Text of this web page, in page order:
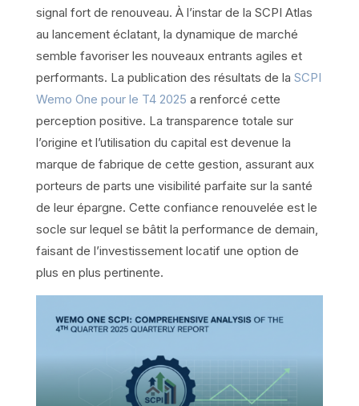
signal fort de renouveau. À l’instar de la SCPI Atlas
au lancement éclatant, la dynamique de marché
semble favoriser les nouveaux entrants agiles et
performants. La publication des résultats de la SCPI
Wemo One pour le T4 2025 a renforcé cette
perception positive. La transparence totale sur
l’origine et l’utilisation du capital est devenue la
marque de fabrique de cette gestion, assurant aux
porteurs de parts une visibilité parfaite sur la santé
de leur épargne. Cette confiance renouvelée est le
socle sur lequel se bâtit la performance de demain,
faisant de l’investissement locatif une option de
plus en plus pertinente.